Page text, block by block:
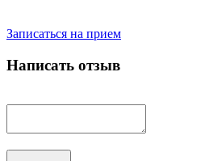
Записаться на прием
Написать отзыв